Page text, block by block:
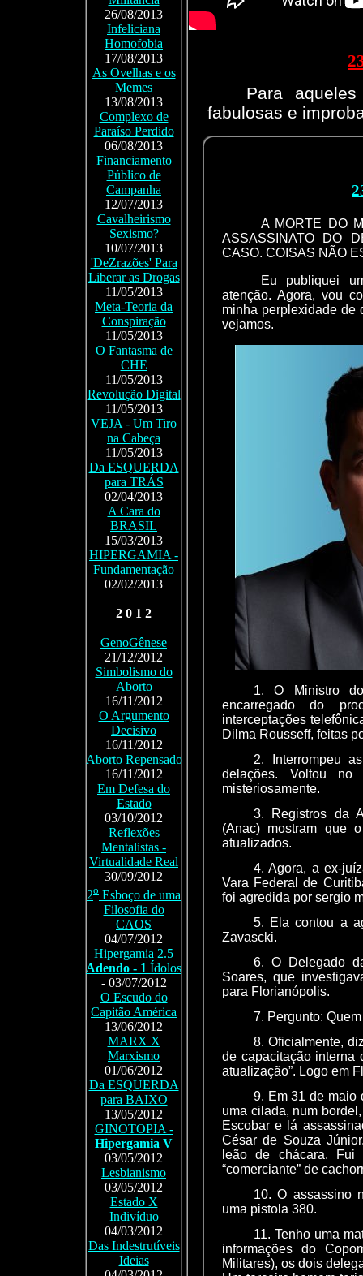
26/08/2013
Infeliciana
Homofobia
17/08/2013
As Ovelhas e os
Memes
13/08/2013
Complexo de
Paraíso Perdido
06/08/2013
Financiamento
Público de
Campanha
12/07/2013
Cavalheirismo
Sexismo?
10/07/2013
'DeZrazões' Para
Liberar as Drogas
11/05/2013
Meta-Teoria da
Conspiração
11/05/2013
O Fantasma de
CHE
11/05/2013
Revolução Digital
11/05/2013
VEJA - Um Tiro
na Cabeça
11/05/2013
Da ESQUERDA
para TRÁS
02/04/2013
A Cara do
BRASIL
15/03/2013
HIPERGAMIA -
Fundamentação
02/02/2013
2 0 1 2
GenoGênese
21/12/2012
Simbolismo do
Aborto
16/11/2012
O Argumento
Decisivo
16/11/2012
Aborto Repensado
16/11/2012
Em Defesa do
Estado
03/10/2012
Reflexões
Mentalistas -
Virtualidade Real
30/09/2012
2o Esboço de uma
Filosofia do
CAOS
04/07/2012
Hipergamia 2.5
Adendo - 1 Ídolos
- 03/07/2012
O Escudo do
Capitão América
13/06/2012
MARX X
Marxismo
01/06/2012
Da ESQUERDA
para BAIXO
13/05/2012
GINOTOPIA -
Hipergamia V
03/05/2012
Lesbianismo
03/05/2012
Estado X
Indivíduo
04/03/2012
Das Indestrutíveis
Ideias
Para
fabulosas e
A MORTE DO
ASSASSINATO DO
CASO. COISAS NÃO
Eu publiquei
atenção. Agora, vou
minha perplexidade de
vejamos.
1. O Ministro
encarregado do
interceptações
Dilma Rousseff, feitas
2. Interrompeu
delações. Voltou
misteriosamente.
3. Registros da
(Anac) mostram que
atualizados.
4. Agora, a ex-
Vara Federal de
foi agredida por sergio
5. Ela contou a
Zavascki.
6. O Delegado
Soares, que
para Florianópolis.
7. Pergunto:
8. Oficialmente,
de capacitação interna
atualização”. Logo em
9. Em 31 de maio
uma cilada, num
Escobar e lá
César de Souza
leão de chácara. Fui
“comerciante” de
10. O assassino
uma pistola 380.
11. Tenho uma
informações do
Militares), os dois